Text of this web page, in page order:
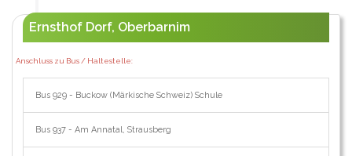
Ernsthof Dorf, Oberbarnim
Anschluss zu Bus / Haltestelle:
Bus 929 - Buckow (Märkische Schweiz) Schule
Bus 937 - Am Annatal, Strausberg